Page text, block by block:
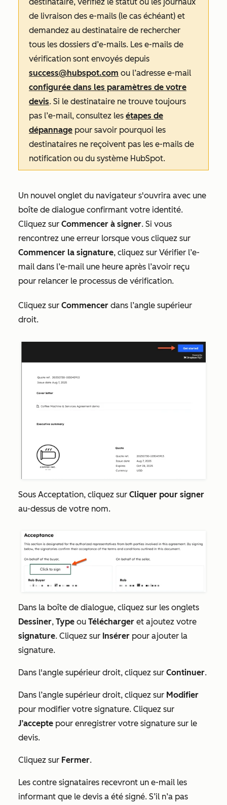
de livraison des e-mails (le cas échéant) et
demandez au destinataire de rechercher
tous les dossiers d’e-mails. Les e-mails de
vérification sont envoyés depuis
success@hubspot.com ou l’adresse e-mail
configurée dans les paramètres de votre
devis. Si le destinataire ne trouve toujours
pas l’e-mail, consultez les étapes de
dépannage pour savoir pourquoi les
destinataires ne reçoivent pas les e-mails de
notification ou du système HubSpot.
Un nouvel onglet du navigateur s'ouvrira avec une
boîte de dialogue confirmant votre identité.
Cliquez sur Commencer à signer. Si vous
rencontrez une erreur lorsque vous cliquez sur
Commencer la signature, cliquez sur Vérifier l’e-
mail dans l’e-mail une heure après l’avoir reçu
pour relancer le processus de vérification.
Cliquez sur Commencer dans l’angle supérieur
droit.
Sous Acceptation, cliquez sur Cliquer pour signer
au-dessus de votre nom.
Dans la boîte de dialogue, cliquez sur les onglets
Dessiner, Type ou Télécharger et ajoutez votre
signature. Cliquez sur Insérer pour ajouter la
signature.
Dans l'angle supérieur droit, cliquez sur Continuer.
Dans l’angle supérieur droit, cliquez sur Modifier
pour modifier votre signature. Cliquez sur
J’accepte pour enregistrer votre signature sur le
devis.
Cliquez sur Fermer.
Les contre signataires recevront un e-mail les
informant que le devis a été signé. S’il n’a pas